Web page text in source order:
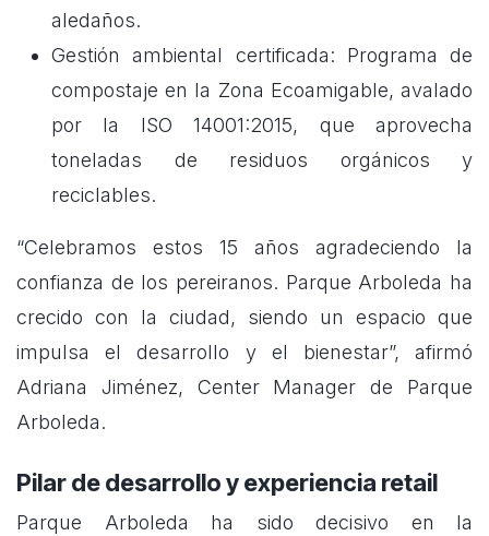
aledaños.
Gestión ambiental certificada: Programa de
compostaje en la Zona Ecoamigable, avalado
por la ISO 14001:2015, que aprovecha
toneladas de residuos orgánicos y
reciclables.
“Celebramos estos 15 años agradeciendo la
confianza de los pereiranos. Parque Arboleda ha
crecido con la ciudad, siendo un espacio que
impulsa el desarrollo y el bienestar”, afirmó
Adriana Jiménez, Center Manager de Parque
Arboleda.
Pilar de desarrollo y experiencia retail
Parque Arboleda ha sido decisivo en la